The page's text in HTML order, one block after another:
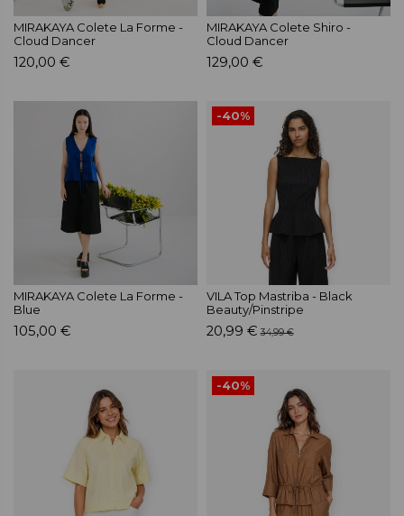
MIRAKAYA Colete La Forme -
Cloud Dancer
120,00 €
MIRAKAYA Colete Shiro -
Cloud Dancer
129,00 €
MIRAKAYA Colete La Forme -
Blue
105,00 €
-40%
VILA Top Mastriba - Black
Beauty/Pinstripe
20,99 € 34,99 €
-40%